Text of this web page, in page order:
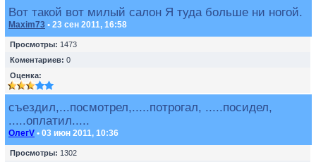
Вот такой вот милый салон Я туда больше ни ногой.
Maxim73 • 23 сен 2011, 16:58
Просмотры: 1473
Коментариев: 0
Оценка:
съездил,...посмотрел,.....потрогал, .....посидел,
.....оплатил.....
ОлегV • 03 июн 2011, 10:36
Просмотры: 1302